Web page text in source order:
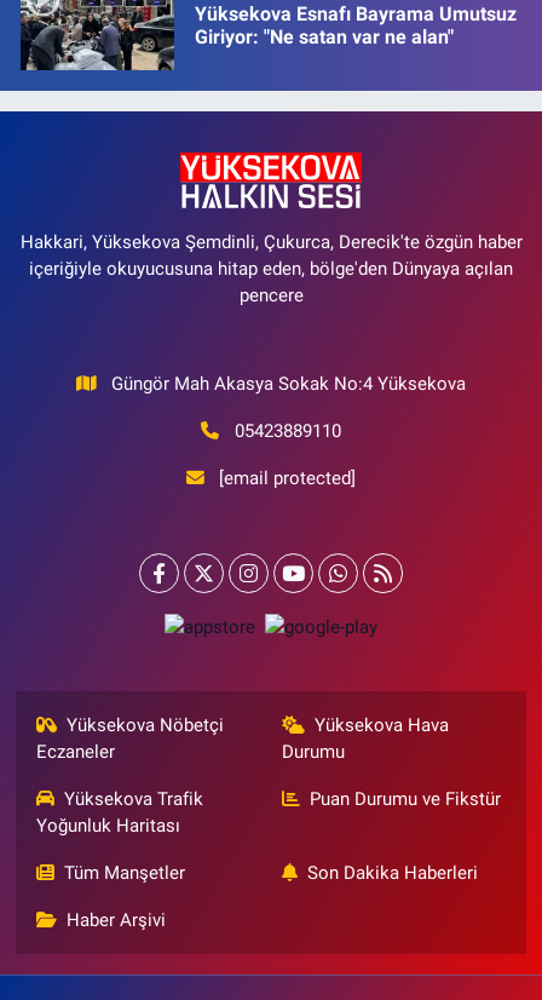
Yüksekova Esnafı Bayrama Umutsuz
Giriyor: "Ne satan var ne alan"
Hakkari, Yüksekova Şemdinli, Çukurca, Derecik'te özgün haber
içeriğiyle okuyucusuna hitap eden, bölge'den Dünyaya açılan
pencere
Güngör Mah Akasya Sokak No:4 Yüksekova
05423889110
[email protected]
Yüksekova Nöbetçi
Eczaneler
Yüksekova Hava
Durumu
Yüksekova Trafik
Yoğunluk Haritası
Puan Durumu ve Fikstür
Tüm Manşetler Son Dakika Haberleri
Haber Arşivi